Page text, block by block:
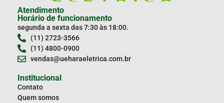
Atendimento
Horário de funcionamento
segunda a sexta das 7:30 às 18:00.
(11) 2723-3566
(11) 4800-0900
vendas@ueharaeletrica.com.br
Institucional
Contato
Quem somos